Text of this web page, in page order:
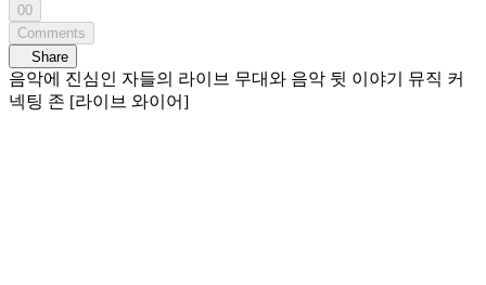
00
Comments
Share
음악에 진심인 자들의 라이브 무대와 음악 뒷 이야기 뮤직 커
넥팅 존 [라이브 와이어]